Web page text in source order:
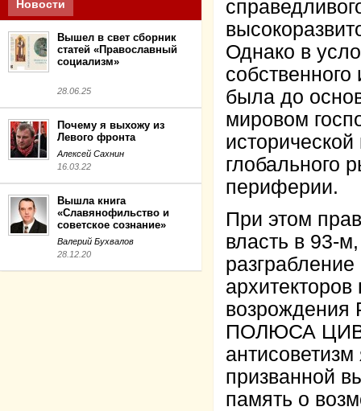
Новости
Вышел в свет сборник
статей «Православный
социализм»
28.06.25
Почему я выхожу из
Левого фронта
Алексей Сахнин
16.03.22
Вышла книга
«Славянофильство и
советское сознание»
Валерий Бухвалов
28.12.20
Однако в
собственного
была до
мировом
глобального
периферии.
При этом
власть в 93-
ПОЛЮСА
призванной
память о